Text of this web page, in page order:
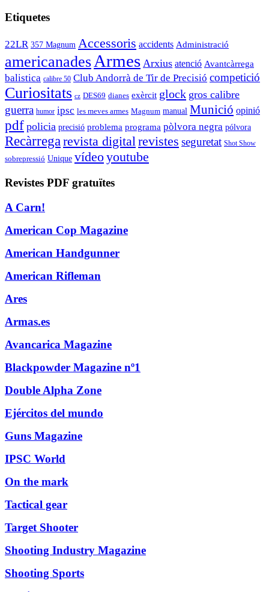
Etiquetes
22LR 357 Magnum Accessoris accidents Administració
americanades Armes Arxius atenció Avantcàrrega
balistica calibre 50 Club Andorrà de Tir de Precisió competició
Curiositats cz DES69 dianes exèrcit glock gros calibre
guerra humor ipsc les meves armes Magnum manual Munició opinió
pdf policia precisió problema programa pòlvora negra pólvora
Recàrregarevista digitalrevistes seguretat Shot Show
sobrepressió Unique vídeoyoutube
Revistes PDF gratuïtes
A Carn!
American Cop Magazine
American Handgunner
American Rifleman
Ares
Armas.es
Avancarica Magazine
Blackpowder Magazine nº1
Double Alpha Zone
Ejércitos del mundo
Guns Magazine
IPSC World
On the mark
Tactical gear
Target Shooter
Shooting Industry Magazine
Shooting Sports